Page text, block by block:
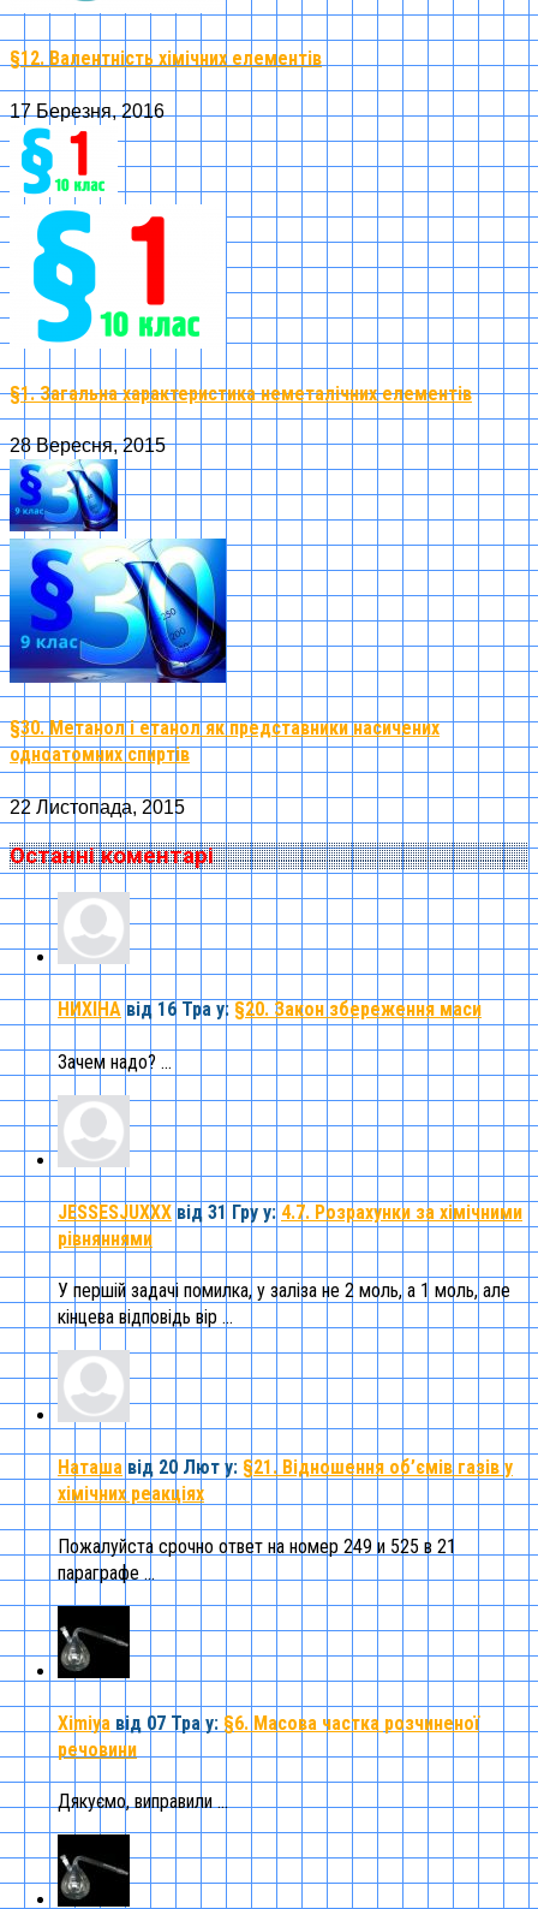
§12. Валентність хімічних елементів
17 Березня, 2016
§1. Загальна характеристика неметалічних елементів
28 Вересня, 2015
§30. Метанол і етанол як представники насичених
одноатомних спиртів
22 Листопада, 2015
Останні коментарі
НИХІНА від 16 Тра у: §20. Закон збереження маси
Зачем надо? ...
JESSESJUXXX від 31 Гру у: 4.7. Розрахунки за хімічними
рівняннями
У першій задачі помилка, у заліза не 2 моль, а 1 моль, але
кінцева відповідь вір ...
Наташа від 20 Лют у: §21. Відношення об’ємів газів у
хімічних реакціях
Пожалуйста срочно ответ на номер 249 и 525 в 21
параграфе ...
Ximiya від 07 Тра у: §6. Масова частка розчиненої
речовини
Дякуємо, виправили ...